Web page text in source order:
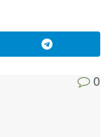
0